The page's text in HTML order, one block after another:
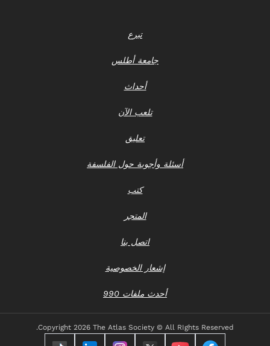
تبرع
جامعة أطلس
أحداث
تلعب الآن
تعليق
أسئلة وأجوبة حول الفلسفة
كتب
المتجر
اتصل بنا
إشعار الخصوصية
أحدث ملفات 990
Copyright 2026 The Atlas Society © All RIghts Reserved.